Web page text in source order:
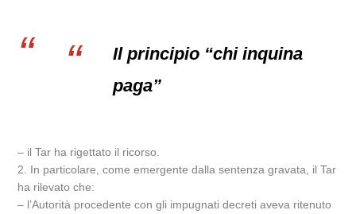
Il principio “chi inquina
paga”
– il Tar ha rigettato il ricorso.
2. In particolare, come emergente dalla sentenza gravata, il Tar
ha rilevato che:
– l’Autorità procedente con gli impugnati decreti aveva ritenuto